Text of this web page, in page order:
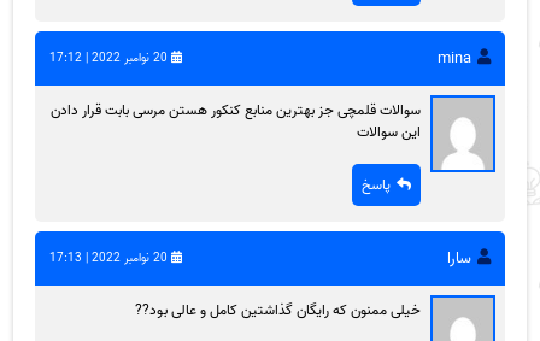
mina 20 نوامبر 2022 | 17:12
سوالات قلمچی جز بهترین منابع کنکور هستن مرسی بابت قرار دادن
این سوالات
پاسخ
سارا 20 نوامبر 2022 | 17:13
خیلی ممنون که رایگان گذاشتین کامل و عالی بود??